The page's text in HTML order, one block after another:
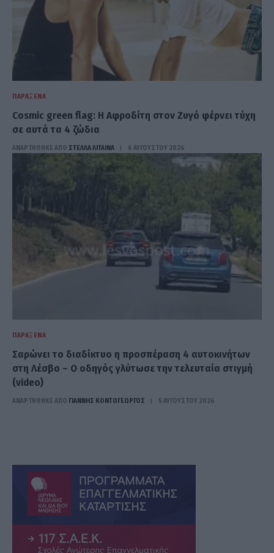
ΠΑΡΆΞΕΝΑ
Cosmic green flag: Η Αφροδίτη στον Ζυγό φέρνει τύχη
σε αυτά τα 4 ζώδια
ΑΝΑΡΤΗΘΗΚΕ ΑΠΟ ΣΤΈΛΛΑ ΛΊΤΑΙΝΑ 6 ΑΥΓΟΎΣΤΟΥ 2026
ΠΑΡΆΞΕΝΑ
Σαρώνει το διαδίκτυο η προσπέραση 4 αυτοκινήτων
στη Λέσβο – Ο oδηγός γλύτωσε την τελευταία στιγμή
(video)
ΑΝΑΡΤΗΘΗΚΕ ΑΠΟ ΓΙΆΝΝΗΣ ΚΟΝΤΟΓΕΏΡΓΟΣ 5 ΑΥΓΟΎΣΤΟΥ 2026